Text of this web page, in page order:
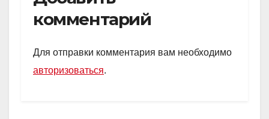
s
A
p
p
o
kl
a
ss
gr
a
m
и
комментарий
Для отправки комментария вам необходимо
авторизоваться.